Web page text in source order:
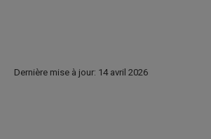
Dernière mise à jour: 14 avril 2026